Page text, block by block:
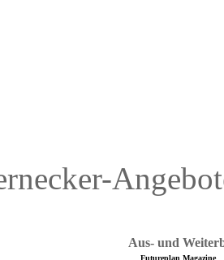
Aus- und
Futureplan Magazine